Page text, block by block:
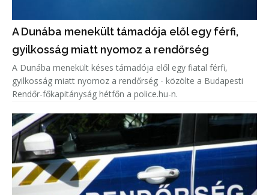
A Dunába menekült támadója elől egy férfi,
gyilkosság miatt nyomoz a rendőrség
A Dunába menekült késes támadója elől egy fiatal férfi,
gyilkosság miatt nyomoz a rendőrség - közölte a Budapesti
Rendőr-főkapitányság hétfőn a police.hu-n.